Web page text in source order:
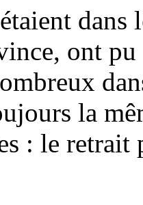
dans
ont
la
: le